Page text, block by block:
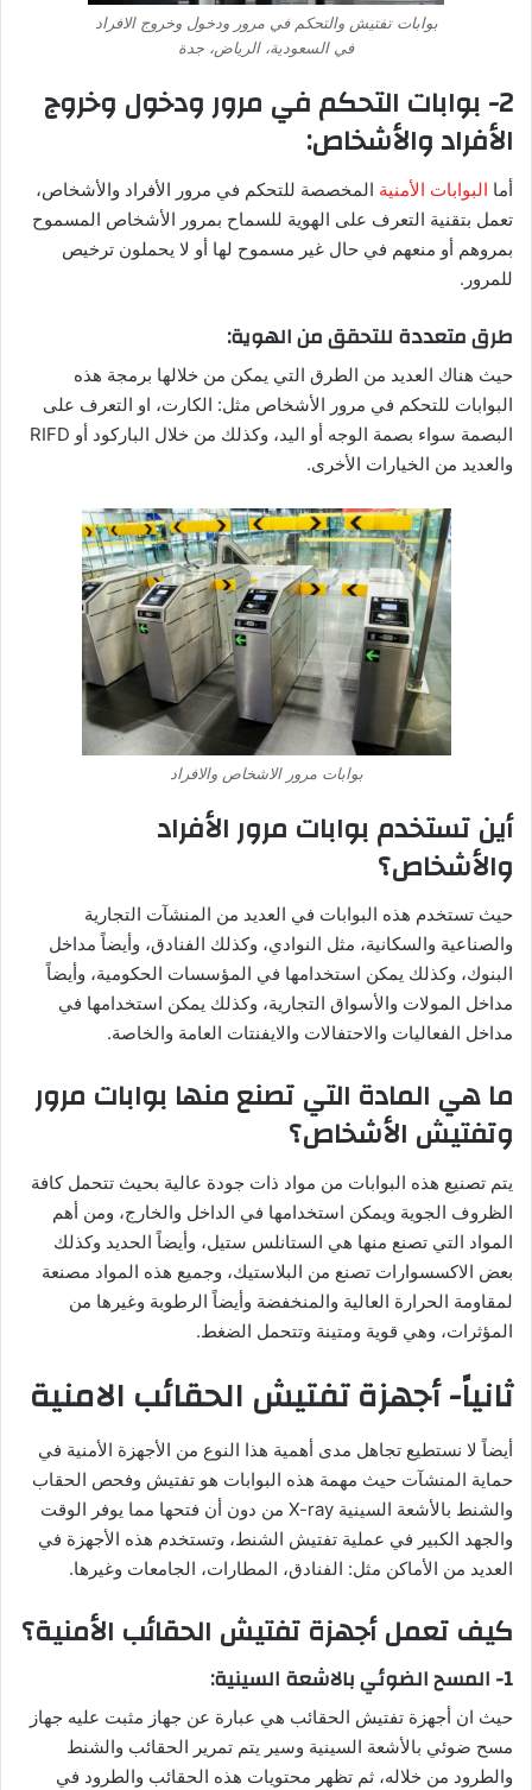
بوابات تفتيش والتحكم في مرور ودخول وخروج الافراد
في السعودية، الرياض، جدة
2- بوابات التحكم في مرور ودخول وخروج
الأفراد والأشخاص:
أما البوابات الأمنية المخصصة للتحكم في مرور الأفراد والأشخاص،
تعمل بتقنية التعرف على الهوية للسماح بمرور الأشخاص المسموح
بمروهم أو منعهم في حال غير مسموح لها أو لا يحملون ترخيص
للمرور.
طرق متعددة للتحقق من الهوية:
حيث هناك العديد من الطرق التي يمكن من خلالها برمجة هذه
البوابات للتحكم في مرور الأشخاص مثل: الكارت، او التعرف على
البصمة سواء بصمة الوجه أو اليد، وكذلك من خلال الباركود أو RIFD
والعديد من الخيارات الأخرى.
بوابات مرور الاشخاص والافراد
أين تستخدم بوابات مرور الأفراد
والأشخاص؟
حيث تستخدم هذه البوابات في العديد من المنشآت التجارية
والصناعية والسكانية، مثل النوادي، وكذلك الفنادق، وأيضاً مداخل
البنوك، وكذلك يمكن استخدامها في المؤسسات الحكومية، وأيضاً
مداخل المولات والأسواق التجارية، وكذلك يمكن استخدامها في
مداخل الفعاليات والاحتفالات والايفنتات العامة والخاصة.
ما هي المادة التي تصنع منها بوابات مرور
وتفتيش الأشخاص؟
يتم تصنيع هذه البوابات من مواد ذات جودة عالية بحيث تتحمل كافة
الظروف الجوية ويمكن استخدامها في الداخل والخارج، ومن أهم
المواد التي تصنع منها هي الستانلس ستيل، وأيضاً الحديد وكذلك
بعض الاكسسوارات تصنع من البلاستيك، وجميع هذه المواد مصنعة
لمقاومة الحرارة العالية والمنخفضة وأيضاً الرطوبة وغيرها من
المؤثرات، وهي قوية ومتينة وتتحمل الضغط.
ثانياً- أجهزة تفتيش الحقائب الامنية
أيضاً لا نستطيع تجاهل مدى أهمية هذا النوع من الأجهزة الأمنية في
حماية المنشآت حيث مهمة هذه البوابات هو تفتيش وفحص الحقاب
والشنط بالأشعة السينية X-ray من دون أن فتحها مما يوفر الوقت
والجهد الكبير في عملية تفتيش الشنط، وتستخدم هذه الأجهزة في
العديد من الأماكن مثل: الفنادق، المطارات، الجامعات وغيرها.
كيف تعمل أجهزة تفتيش الحقائب الأمنية؟
1- المسح الضوئي بالاشعة السينية:
حيث ان أجهزة تفتيش الحقائب هي عبارة عن جهاز مثبت عليه جهاز
مسح ضوئي بالأشعة السينية وسير يتم تمرير الحقائب والشنط
والطرود من خلاله، ثم تظهر محتويات هذه الحقائب والطرود في